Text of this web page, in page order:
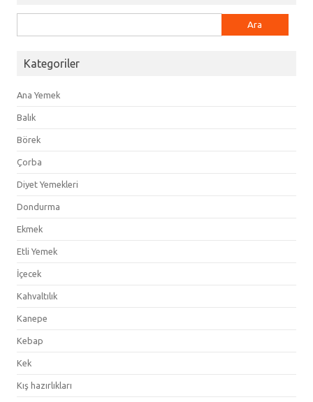
Kategoriler
Ana Yemek
Balık
Börek
Çorba
Diyet Yemekleri
Dondurma
Ekmek
Etli Yemek
İçecek
Kahvaltılık
Kanepe
Kebap
Kek
Kış hazırlıkları